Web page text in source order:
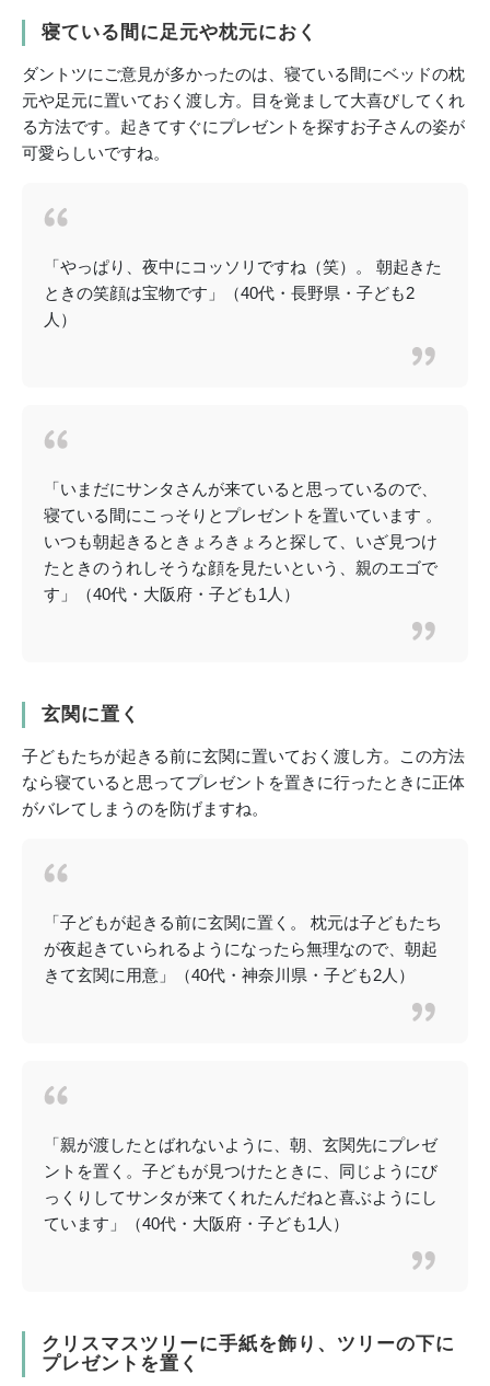
寝ている間に足元や枕元におく
ダントツにご意見が多かったのは、寝ている間にベッドの枕
元や足元に置いておく渡し方。目を覚まして大喜びしてくれ
る方法です。起きてすぐにプレゼントを探すお子さんの姿が
可愛らしいですね。
「やっぱり、夜中にコッソリですね（笑）。 朝起きた
ときの笑顔は宝物です」（40代・長野県・子ども2
人）
「いまだにサンタさんが来ていると思っているので、
寝ている間にこっそりとプレゼントを置いています 。
いつも朝起きるときょろきょろと探して、いざ見つけ
たときのうれしそうな顔を見たいという、親のエゴで
す」（40代・大阪府・子ども1人）
玄関に置く
子どもたちが起きる前に玄関に置いておく渡し方。この方法
なら寝ていると思ってプレゼントを置きに行ったときに正体
がバレてしまうのを防げますね。
「子どもが起きる前に玄関に置く。 枕元は子どもたち
が夜起きていられるようになったら無理なので、朝起
きて玄関に用意」（40代・神奈川県・子ども2人）
「親が渡したとばれないように、朝、玄関先にプレゼ
ントを置く。子どもが見つけたときに、同じようにび
っくりしてサンタが来てくれたんだねと喜ぶようにし
ています」（40代・大阪府・子ども1人）
クリスマスツリーに手紙を飾り、ツリーの下に
プレゼントを置く